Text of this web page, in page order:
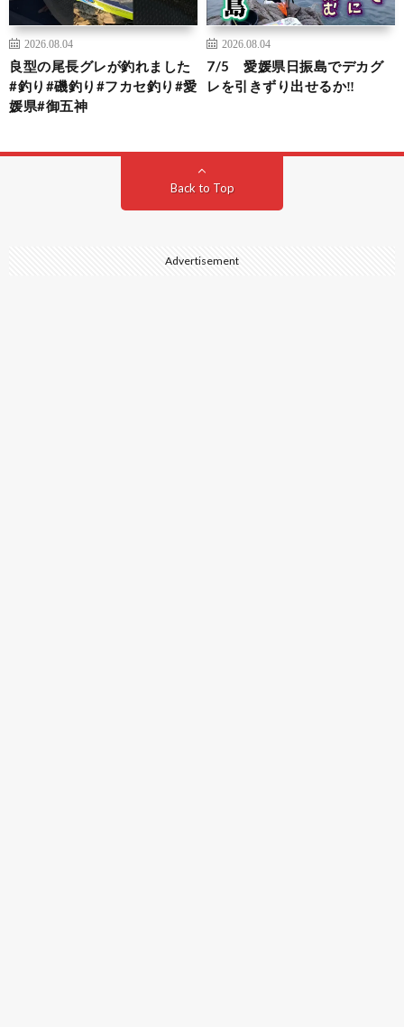
2026.08.04
良型の尾長グレが釣れました
#釣り#磯釣り#フカセ釣り#愛
媛県#御五神
2026.08.04
7/5 愛媛県日振島でデカグ
レを引きずり出せるか‼️
Back to Top
Advertisement